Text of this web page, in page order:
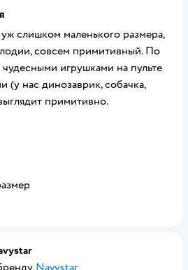
уж слишком маленького размера,
совсем примитивный. По
игрушками на пульте
(у нас динозаврик, собачка,
примитивно.
Navystar